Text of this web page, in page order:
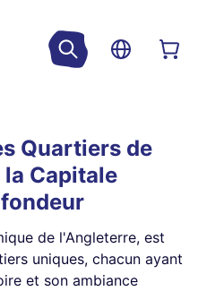
Quartiers de
la Capitale
de l'Angleterre, est
uniques, chacun ayant
et son ambiance